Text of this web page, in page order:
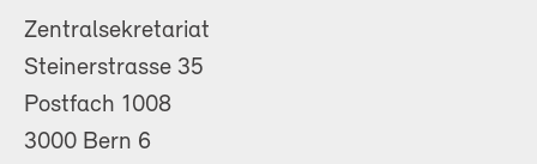
Zentralsekretariat
Steinerstrasse 35
Postfach 1008
3000 Bern 6